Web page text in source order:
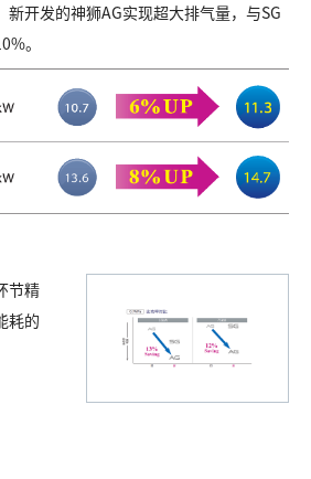
开发的神狮AG实现超大排气量，与SG
。
节精
耗的